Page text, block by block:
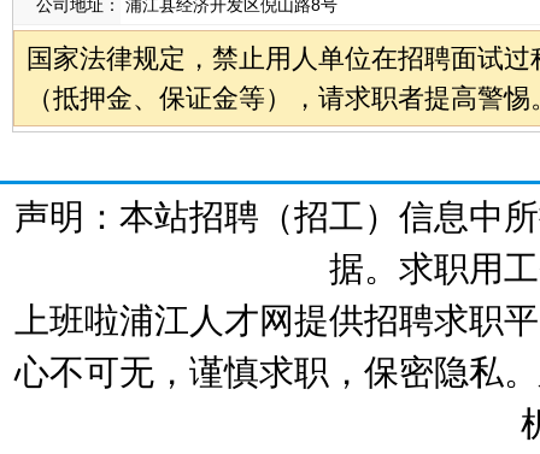
公司地址：
浦江县经济开发区倪山路8号
国家法律规定，禁止用人单位在招聘面试
（抵押金、保证金等），请求职者提高警惕
声明：本站招聘（招工）信息中
据。求职用
上班啦浦江人才网提供招聘求职
心不可无，谨慎求职，保密隐私